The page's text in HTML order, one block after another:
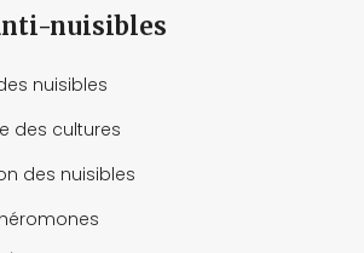
nuisibles
nuisibles
des cultures
des nuisibles